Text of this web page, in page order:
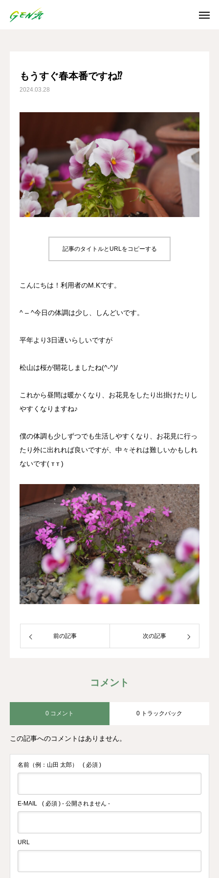
ブログ
もうすぐ春本番ですね⁉
2024.03.28
記事のタイトルとURLをコピーする
こんにちは！利用者のM.Kです。
^ – ^今日の体調は少し、しんどいです。
平年より3日遅いらしいですが
松山は桜が開花しましたね(^-^)/
これから昼間は暖かくなり、お花見をしたり出掛けたりし
やすくなりますね♪
僕の体調も少しずつでも生活しやすくなり、お花見に行っ
たり外に出れれば良いですが、中々それは難しいかもしれ
ないです( т т )
前の記事 次の記事
コメント
0 コメント 0 トラックバック
この記事へのコメントはありません。
名前（例：山田 太郎） ( 必須 )
E-MAIL ( 必須 ) - 公開されません -
URL
Instagram
X Youtube
ホーム
お知らせ
ご利用案内
日誌/通信
プロジェクト
事業所について
よくあるご質問
お問い合わせ